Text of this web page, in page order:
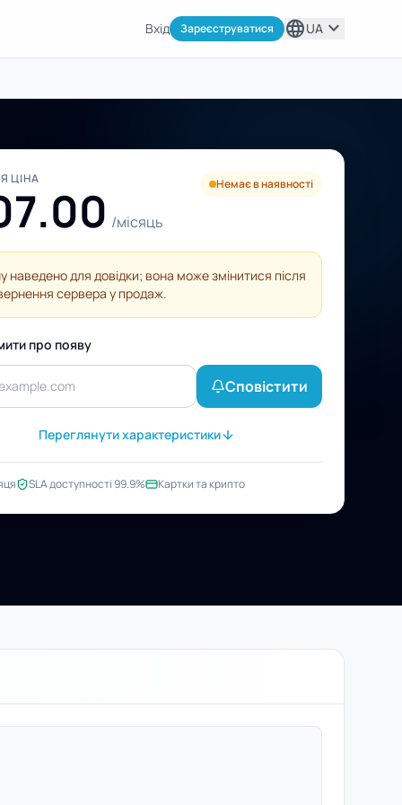
Вхід Зареєструватися languageUA expand_more
ЦІНА
/місяць
Немає в наявності
наведено для довідки; вона може змінитися після
сервера у продаж.
про появу
Сповістити
Переглянути характеристики
SLA доступності 99.9% Картки та крипто